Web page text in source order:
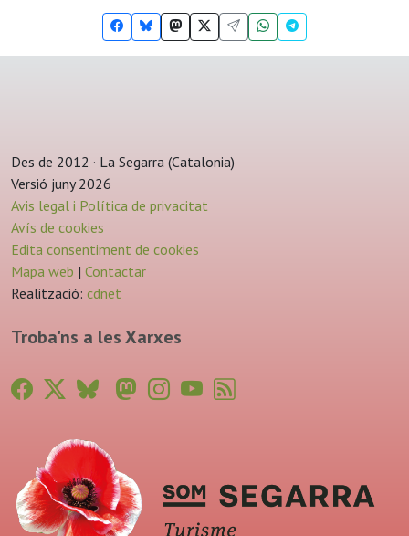
Des de 2012 · La Segarra (Catalonia)
Versió juny 2026
Avis legal i Política de privacitat
Avís de cookies
Edita consentiment de cookies
Mapa web | Contactar
Realització: cdnet
Troba'ns a les Xarxes